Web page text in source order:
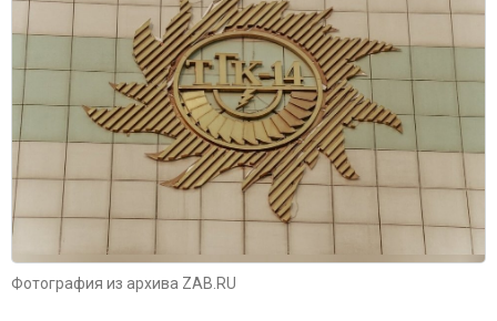
Фотография из архива ZAB.RU